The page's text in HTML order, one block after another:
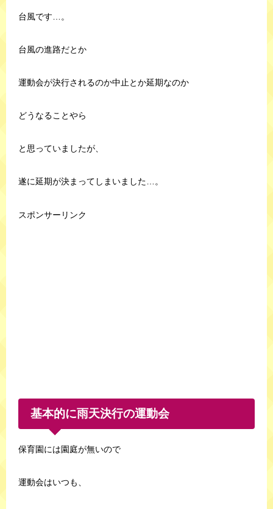
台風です…。
台風の進路だとか
運動会が決行されるのか中止とか延期なのか
どうなることやら
と思っていましたが、
遂に延期が決まってしまいました…。
スポンサーリンク
基本的に雨天決行の運動会
保育園には園庭が無いので
運動会はいつも、